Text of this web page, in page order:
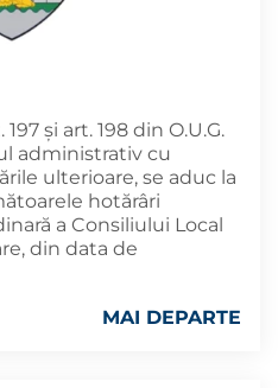
și art. 198 din O.U.G.
administrativ cu
ulterioare, se aduc la
hotărâri
a Consiliului Local
din data de
MAI DEPARTE